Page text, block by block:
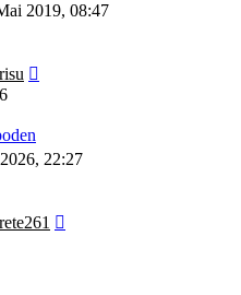
2019, 08:47
22:27